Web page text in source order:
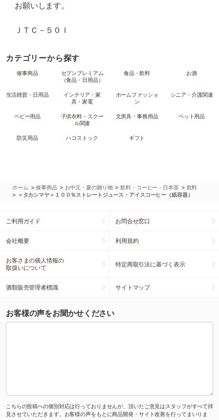
お願いします。
ＪＴＣ－５０Ｉ
カテゴリーから探す
催事商品
セブンプレミアム
（食品・日用品）
食品・飲料 お酒
生活雑貨・日用品
インテリア・家
具・家電
ホームファッショ
ン
シニア・介護関連
ベビー用品
子供衣料・スクー
ル関連
文房具・事務用品 ペット用品
防災用品 ハコストック ギフト
ホーム >催事商品 > お中元・夏の贈り物 >飲料・コーヒー・日本茶 > 飲料
> ＜タカシマヤ＞１００％ストレートジュース・アイスコーヒー（紙容器）
ご利用ガイド お問合せ窓口
会社概要 利用規約
お客さまの個人情報の
取扱いについて
特定商取引法に基づく表示
酒類販売管理者標識 サイトマップ
お客様の声をお聞かせください
こちらの投稿への個別対応は行っておりませんが、頂いたご意見はスタッフがすべて拝
見させていただきます。お客様の声をもとに商品開発・サイト改善を行ってまいりま